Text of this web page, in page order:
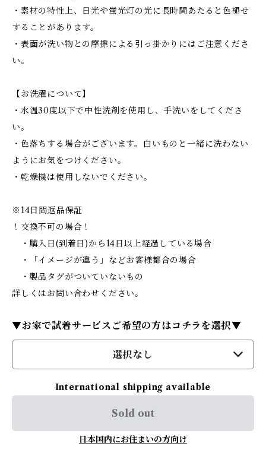
・素材の特性上、日光や蛍光灯の光に長時間あたると色褪せ
することがあります。
・表面が洗い物との摩擦による引っ掛かりにはご注意くださ
い。
【お洗濯について】
・水温30度以下で中性洗剤を使用し、手洗いをしてくださ
い。
・色落ちする場合がございます。白いものと一緒に洗わない
ようにお気をつけください。
・乾燥機は使用しないでください。
※14日間返品保証
！交換不可の場合！
・購入日(到着日)から14日以上経過している場合
・「イメージが違う」などお客様都合の場合
・製品タグがついていないもの
詳しくはお問い合わせください。
▼お家で試着サービスご希望の方はコチラを選択▼
選択なし
International shipping available
Sold out
日本国内にお住まいの方向け